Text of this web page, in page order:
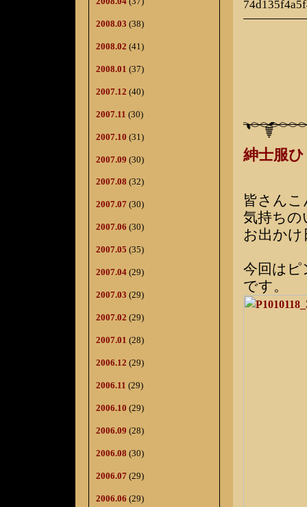
2008.03 (38)
2008.02 (41)
2008.01 (37)
2007.12 (40)
2007.11 (30)
2007.10 (31)
2007.09 (30)
2007.08 (32)
2007.07 (30)
2007.06 (30)
2007.05 (35)
2007.04 (29)
2007.03 (29)
2007.02 (29)
2007.01 (28)
2006.12 (29)
2006.11 (29)
2006.10 (29)
2006.09 (28)
2006.08 (30)
2006.07 (29)
2006.06 (29)
紳士服
皆さん
気持ちの
お出かけ
今回は
です。